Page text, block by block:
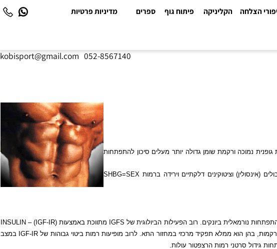
הצלחה הקליניקה פיתוח גוף ספרים מדיניות פרטיות
kobisport@gmail.com |052-8567140
נורמאלית ביונקים. רוב הפעילות הביולוגית שלIGFSמתווכת באמצעות (IGF-IR
) –
INSULIN
בהן הוא ממלא תפקיד מרכזי במחזור התא. לרוב מופיעות רמות ביטוי גבוהות של